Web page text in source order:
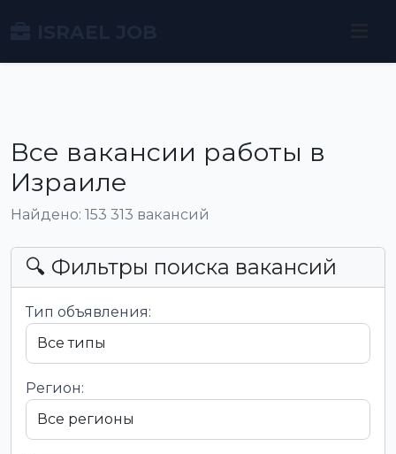
Все вакансии работы в
Израиле
Найдено: 153 313 вакансий
🔍 Фильтры поиска вакансий
Тип объявления:
Регион: